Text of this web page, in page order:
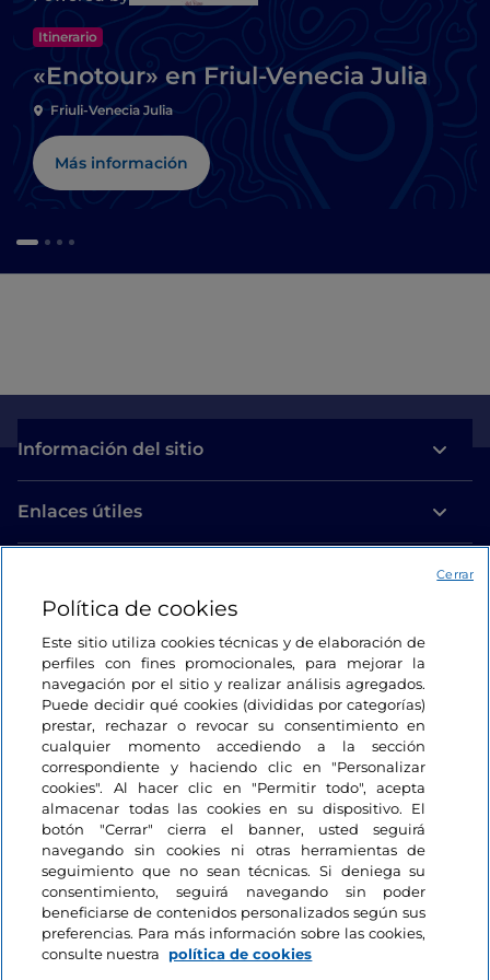
Itinerario
«Enotour» en Friul-Venecia Julia
Friuli-Venecia Julia
Más información
Información del sitio
Enlaces útiles
Estamos en contacto
Política de cookies
Este sitio utiliza cookies técnicas y de elaboración de
perfiles con fines promocionales, para mejorar la
navegación por el sitio y realizar análisis agregados.
Puede decidir qué cookies (divididas por categorías)
prestar, rechazar o revocar su consentimiento en
cualquier momento accediendo a la sección
correspondiente y haciendo clic en "Personalizar
cookies". Al hacer clic en "Permitir todo", acepta
almacenar todas las cookies en su dispositivo. El
botón "Cerrar" cierra el banner, usted seguirá
navegando sin cookies ni otras herramientas de
seguimiento que no sean técnicas. Si deniega su
consentimiento, seguirá navegando sin poder
beneficiarse de contenidos personalizados según sus
preferencias. Para más información sobre las cookies,
consulte nuestra
política de cookies
Cerrar